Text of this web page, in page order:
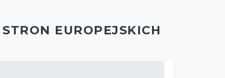
EUROPEJSKICH